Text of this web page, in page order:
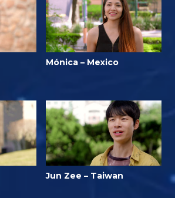
Mónica – Mexico
Jun Zee – Taiwan